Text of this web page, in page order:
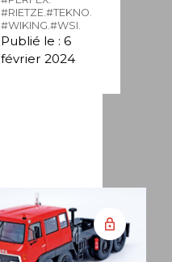
#RIETZE. #TEKNO.
#WIKING. #WSI.
Publié le : 6
février 2024